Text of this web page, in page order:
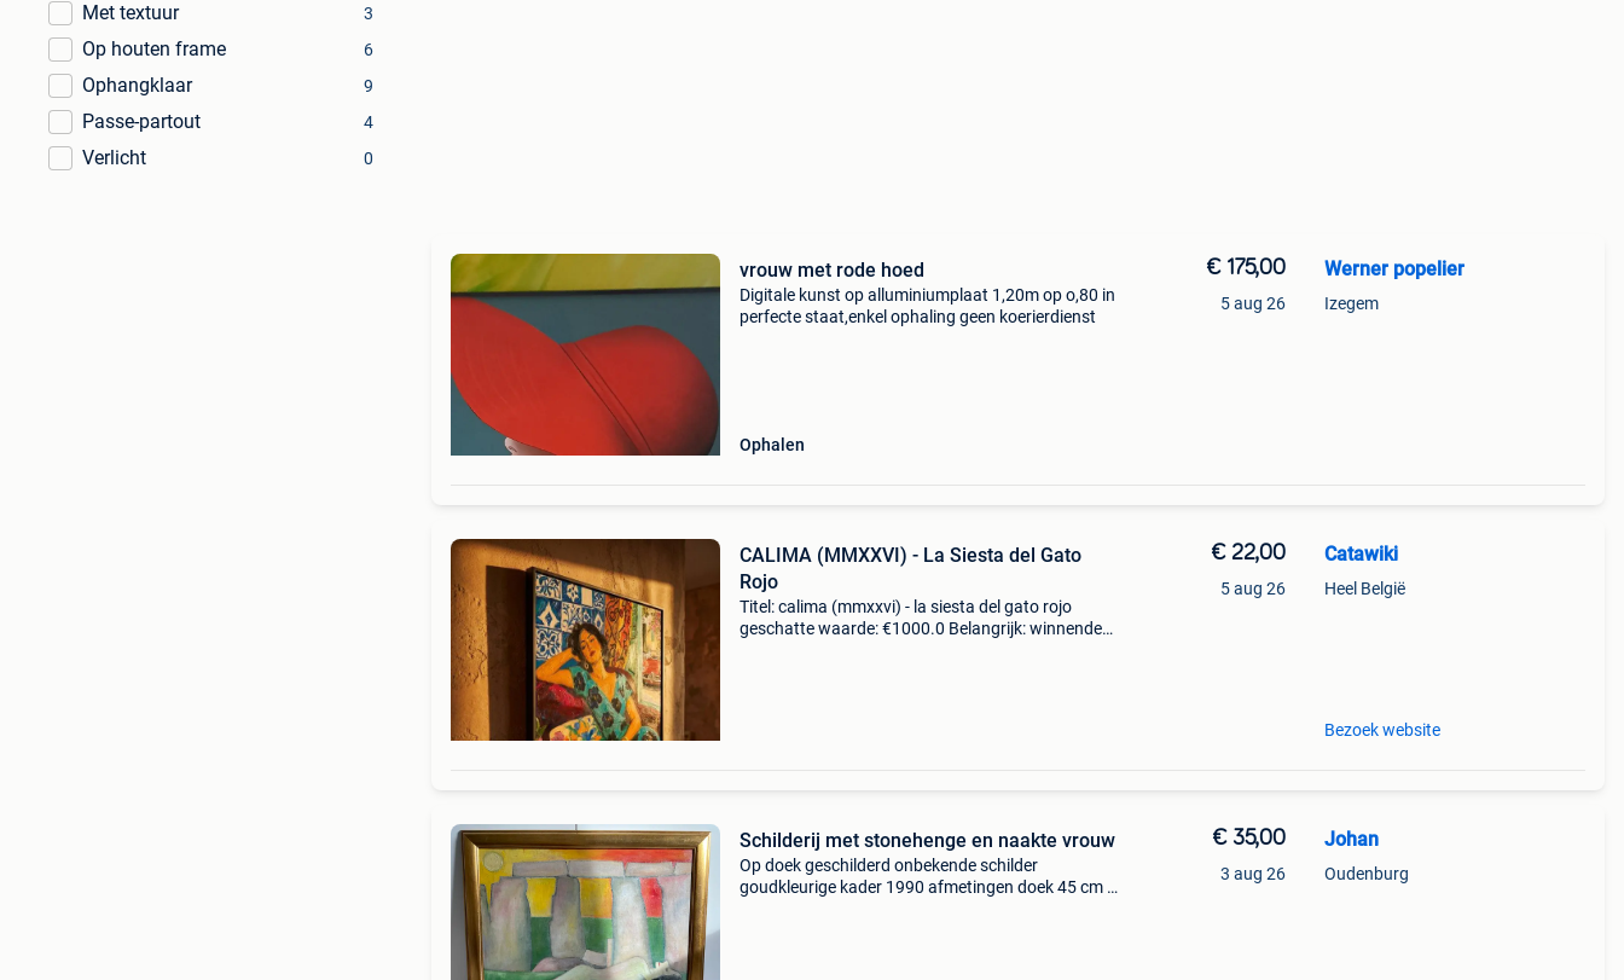
Met textuur 3
Op houten frame 6
Ophangklaar 9
Passe-partout 4
Verlicht 0
vrouw met rode hoed
Digitale kunst op alluminiumplaat 1,20m op o,80 in
perfecte staat,enkel ophaling geen koerierdienst
Ophalen
€ 175,00
5 aug 26
Werner popelier
Izegem
CALIMA (MMXXVI) - La Siesta del Gato
Rojo
Titel: calima (mmxxvi) - la siesta del gato rojo
geschatte waarde: €1000.0 Belangrijk: winnende
€ 22,00
5 aug 26
Catawiki
Heel België
Bezoek website
Schilderij met stonehenge en naakte vrouw
Op doek geschilderd onbekende schilder
goudkleurige kader 1990 afmetingen doek 45 cm x
€ 35,00
3 aug 26
Johan
Oudenburg